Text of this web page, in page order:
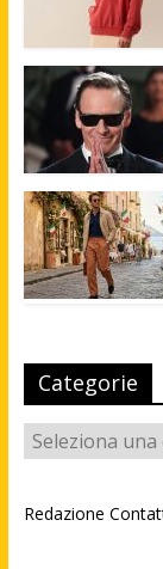
Categorie
Categorie
Redazione